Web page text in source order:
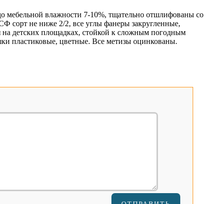
мебельной влажности 7-10%, тщательно отшлифованы со
сорт не ниже 2/2, все углы фанеры закругленные,
детских площадках, стойкой к сложным погодным
пластиковые, цветные. Все метизы оцинкованы.